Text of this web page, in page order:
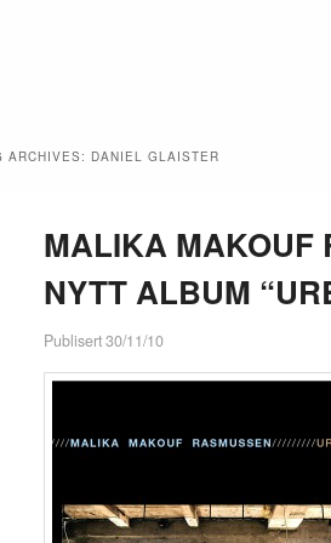
ARCHIVES: DANIEL GLAISTER
MALIKA MAKOUF
NYTT ALBUM
Publisert 30/11/10